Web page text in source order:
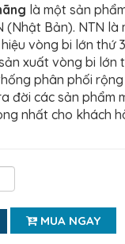
là một sản
(Nhật Bản). NTN là
vòng bi lớn thứ
xuất vòng bi lớn
phân phối rộng
đời các sản phẩm
nhất cho khách
MUA NGAY